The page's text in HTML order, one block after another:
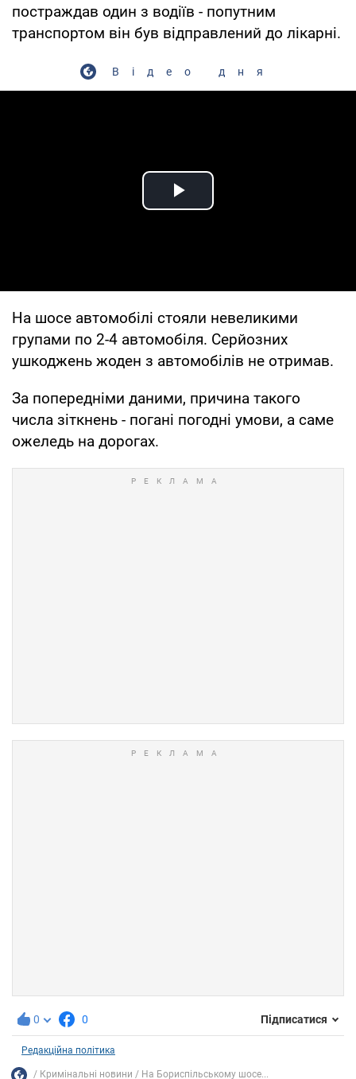
постраждав один з водіїв - попутним
транспортом він був відправлений до лікарні.
Відео дня
Play Video
На шосе автомобілі стояли невеликими
групами по 2-4 автомобіля. Серйозних
ушкоджень жоден з автомобілів не отримав.
За попередніми даними, причина такого
числа зіткнень - погані погодні умови, а саме
ожеледь на дорогах.
0 0 Підписатися
Редакційна політика
Кримінальні новини На Бориспільському шосе...